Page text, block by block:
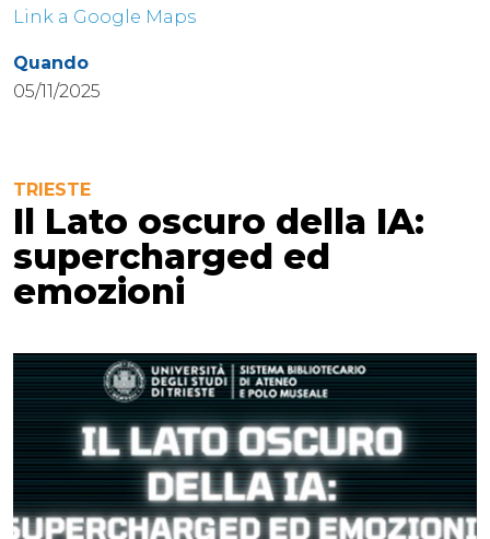
Link a Google Maps
Quando
05/11/2025
TRIESTE
Il Lato oscuro della IA:
supercharged ed
emozioni